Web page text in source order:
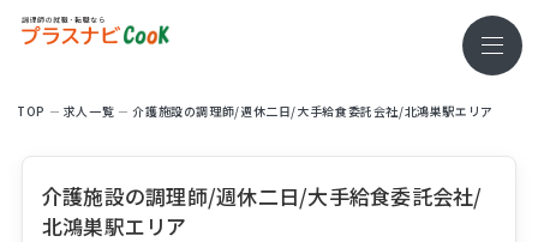
TOP 求⼈⼀覧 介護施設の調理師/週休二日/大手給食委託会社/北鴻巣駅エリア
介護施設の調理師/週休二日/大手給食委託会社/
北鴻巣駅エリア